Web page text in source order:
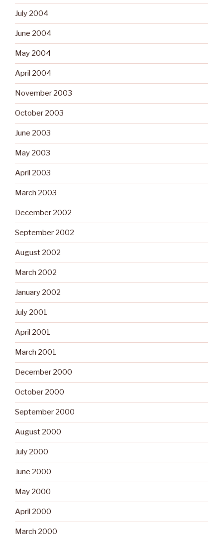
July 2004
June 2004
May 2004
April 2004
November 2003
October 2003
June 2003
May 2003
April 2003
March 2003
December 2002
September 2002
August 2002
March 2002
January 2002
July 2001
April 2001
March 2001
December 2000
October 2000
September 2000
August 2000
July 2000
June 2000
May 2000
April 2000
March 2000